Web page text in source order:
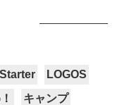
LOGOS
キャンプ